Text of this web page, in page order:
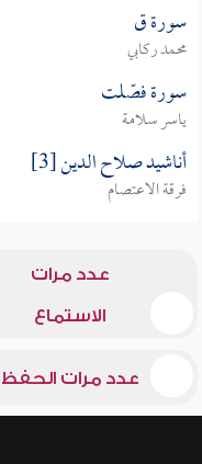
سورة ق
محمد ركابي
سورة فصّلت
ياسر سلامة
أناشيد صلاح الدين [3]
فرقة الاعتصام
عدد مرات
الاستماع
عدد مرات الحفظ